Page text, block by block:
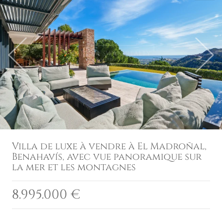
Previous Next
Villa de luxe à vendre à El Madroñal,
Benahavís, avec vue panoramique sur
la mer et les montagnes
8.995.000 €